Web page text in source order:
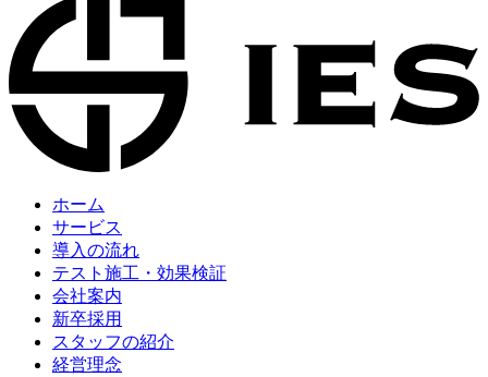
ホーム
サービス
導入の流れ
テスト施工・効果検証
会社案内
新卒採用
スタッフの紹介
経営理念